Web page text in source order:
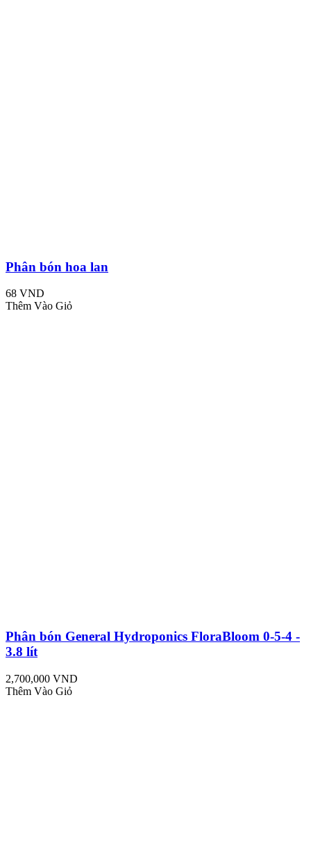
Phân bón hoa lan
68 VND
Thêm Vào Giỏ
Phân bón General Hydroponics FloraBloom 0-5-4 -
3.8 lít
2,700,000 VND
Thêm Vào Giỏ